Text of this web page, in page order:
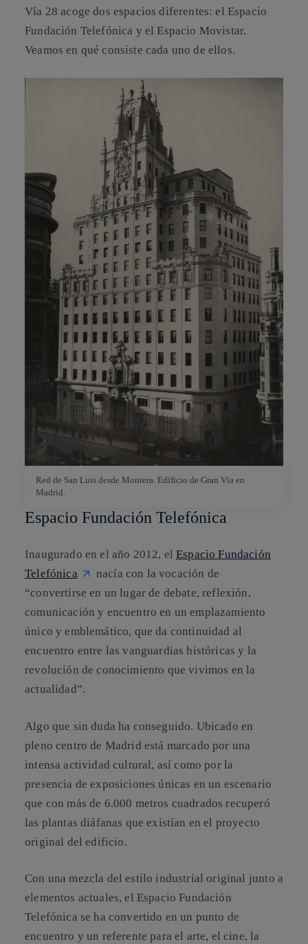
Vía 28 acoge dos espacios diferentes: el Espacio
Fundación Telefónica y el Espacio Movistar.
Veamos en qué consiste cada uno de ellos.
Red de San Luis desde Montera. Edificio de Gran Vía en
Madrid.
Espacio Fundación Telefónica
Inaugurado en el año 2012, elEspacio Fundación
Telefónica
nacía con la vocación de
“convertirse en un lugar de debate, reflexión,
comunicación y encuentro en un emplazamiento
único y emblemático, que da continuidad al
encuentro entre las vanguardias históricas y la
revolución de conocimiento que vivimos en la
actualidad”.
Algo que sin duda ha conseguido. Ubicado en
pleno centro de Madrid está marcado por una
intensa actividad cultural, así como por la
presencia de exposiciones únicas en un escenario
que con más de 6.000 metros cuadrados recuperó
las plantas diáfanas que existían en el proyecto
original del edificio.
Con una mezcla del estilo industrial original junto a
elementos actuales, el Espacio Fundación
Telefónica se ha convertido en un punto de
encuentro y un referente para el arte, el cine, la